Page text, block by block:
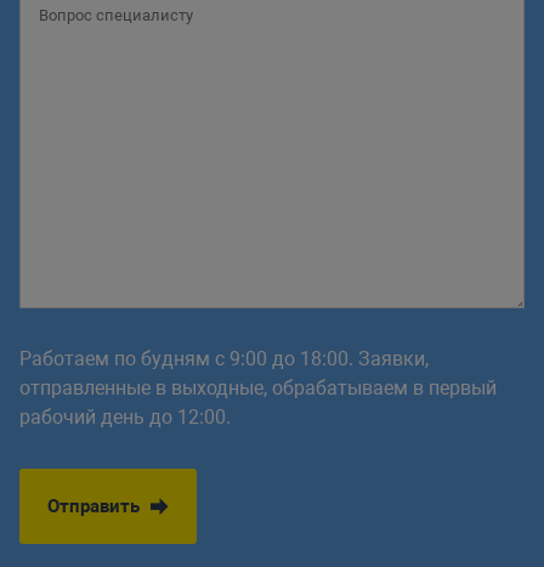
Работаем по будням с 9:00 до 18:00. Заявки,
отправленные в выходные, обрабатываем в первый
рабочий день до 12:00.
Отправить